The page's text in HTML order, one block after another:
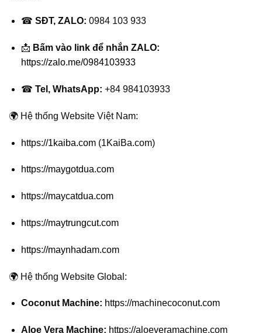
☎ SĐT, ZALO: 0984 103 933
📩 Bấm vào link để nhắn ZALO:
https://zalo.me/0984103933
☎ Tel, WhatsApp: +84 984103933
🌍 Hệ thống Website Việt Nam:
https://1kaiba.com(1KaiBa.com)
https://maygotdua.com
https://maycatdua.com
https://maytrungcut.com
https://maynhadam.com
🌍 Hệ thống Website Global:
Coconut Machine: https://machinecoconut.com
Aloe Vera Machine: https://aloeveramachine.com